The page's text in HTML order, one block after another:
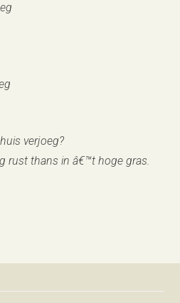
verjoeg?
rust thans in â€™t hoge gras.